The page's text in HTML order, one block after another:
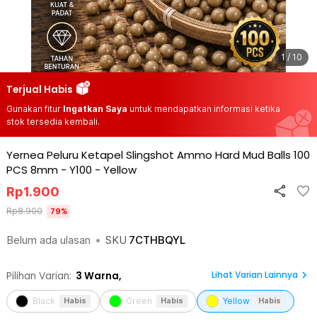
1 / 10
Terjual Habis
Gunakan fitur Ingatkan Saya untuk mendapatkan informasi ketika
stok tersedia kembali.
Yernea Peluru Ketapel Slingshot Ammo Hard Mud Balls 100
PCS 8mm - Y100 - Yellow
Belum ada ulasan • SKU 7CTHBQYL
Rp1.900
Rp8.900 79%
Pilihan Varian: 3 Warna, Lihat Varian Lainnya
Black Habis Green Habis Yellow Habis